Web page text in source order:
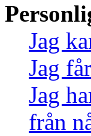
Jag
Jag
Jag
från